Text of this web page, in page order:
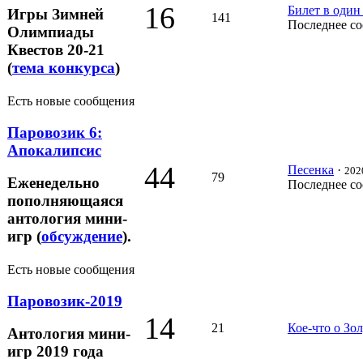
Игры Зимней
Олимпиады
Квестов 20-21
(тема конкурса)
16 141
Билет в один
Последнее
Есть новые сообщения
Паровозик 6:
Апокалипсис
Еженедельно
пополняющаяся
антология мини-
игр (обсуждение).
44 79
Песенка ·
Последнее
Есть новые сообщения
Паровозик-2019
Антология мини-
игр 2019 года
14 21 Кое-что о